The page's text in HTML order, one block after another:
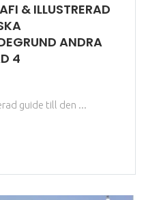
& ILLUSTRERAD
ANDRA
4
guide till den ...